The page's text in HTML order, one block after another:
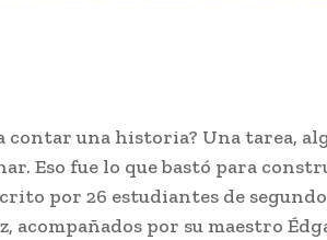
contar una historia? Una tarea,
Eso fue lo que bastó para
por 26 estudiantes de
acompañados por su maestro